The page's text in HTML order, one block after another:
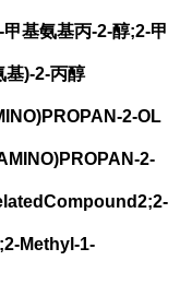
基氨基丙-2-醇;2-甲
基)-2-丙醇
2-OL
2-
Methyl-1-